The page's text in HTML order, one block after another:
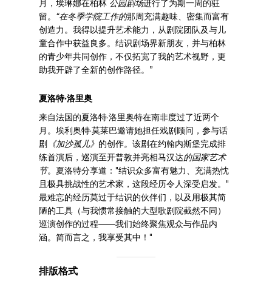
月，埃琳娜在柏林 公园剧场进行了为期一周的驻
留。 “在冬季学院工作的那周充满趣味、密集而富有
创造力。我得以提升艺术能力，从剧院团队及与儿
童合作中获益良多。结识剧场界新朋友，并与柏林
的青少年共同创作，不仅拓宽了我的艺术视野，更
助我开辟了全新的创作路径。”
夏洛特·洛里奥
来自法国的夏洛特·洛里奥特在南非度过了近两个
月。埃利奥特·莫莱巴邀请她担任戏剧顾问，参与话
剧 《加沙孤儿》 的创作。该剧在约翰内斯堡完成排
练首演后，巡演至开普敦并亮相马汉达的国家艺术
节。夏洛特分享道："结识众多富有魅力、充满热忱
且极具挑战性的艺术家，这段经历令人深受启发。"
最难忘的经历莫过于结识的伙伴们，以及用极其简
陋的工具（与我惯常接触的大型歌剧院截然不同）
巡演创作的过程——我们始终聚焦观众与作品内
涵。简而言之，我享受其中！"
排版格式